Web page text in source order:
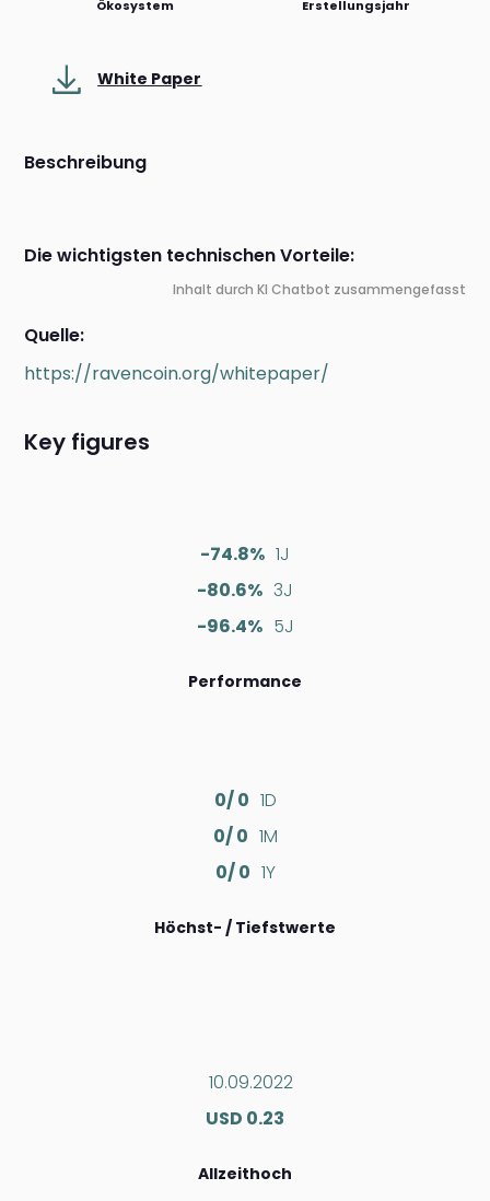
Ökosystem Erstellungsjahr
White Paper
Beschreibung
Die wichtigsten technischen Vorteile:
Inhalt durch KI Chatbot zusammengefasst
Quelle:
https://ravencoin.org/whitepaper/
Key figures
-74.8% 1J
-80.6% 3J
-96.4% 5J
Performance
0/ 0 1D
0/ 0 1M
0/ 0 1Y
Höchst- / Tiefstwerte
10.09.2022
USD 0.23
Allzeithoch